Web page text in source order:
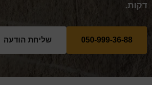
דקות.
050-999-36-88 שליחת הודעה